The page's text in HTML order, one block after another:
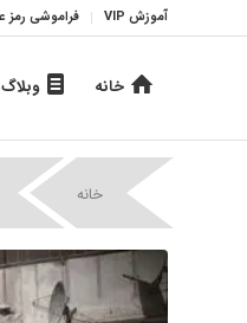
آموزش VIP فراموشی رمز
خانه وبلاگ
خانه